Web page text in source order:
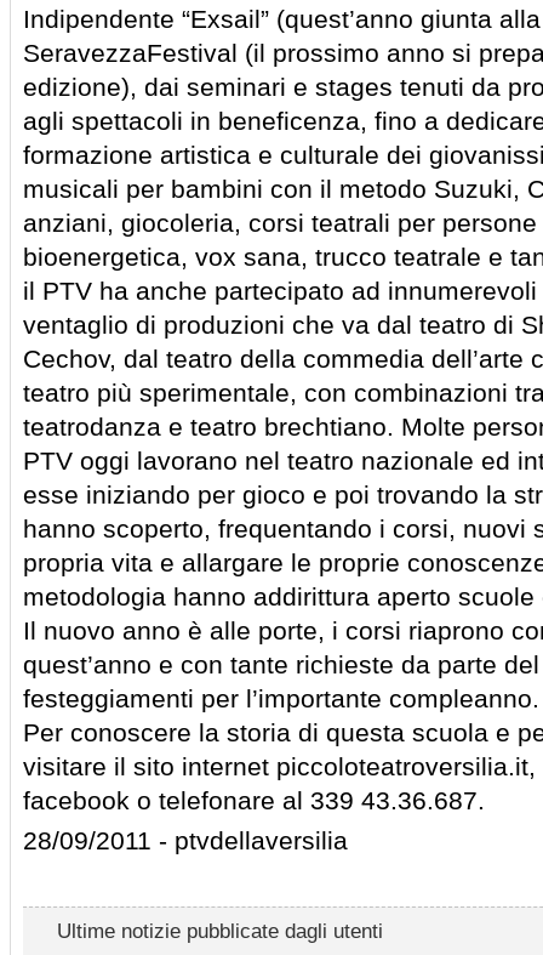
Indipendente “Exsail” (quest’anno giunta
SeravezzaFestival (il prossimo anno si
edizione), dai seminari e stages tenuti da
agli spettacoli in beneficenza, fino a
formazione artistica e culturale dei
musicali per bambini con il metodo Suzuki,
anziani, giocoleria, corsi teatrali per
bioenergetica, vox sana, trucco teatrale e
il PTV ha anche partecipato ad
ventaglio di produzioni che va dal teatro di
Cechov, dal teatro della commedia dell’arte
teatro più sperimentale, con combinazioni
teatrodanza e teatro brechtiano. Molte
PTV oggi lavorano nel teatro nazionale ed
esse iniziando per gioco e poi trovando la
hanno scoperto, frequentando i corsi, nuovi
propria vita e allargare le proprie
metodologia hanno addirittura aperto
Il nuovo anno è alle porte, i corsi riaprono
quest’anno e con tante richieste da parte
festeggiamenti per l’importante compleanno.
Per conoscere la storia di questa scuola e
visitare il sito internet
facebook o telefonare al 339 43.36.687.
28/09/2011 - ptvdellaversilia
Ultime notizie pubblicate dagli utenti